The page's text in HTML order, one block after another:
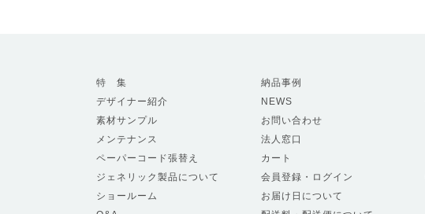
特 集
デザイナー紹介
素材サンプル
メンテナンス
ペーパーコード張替え
ジェネリック製品について
ショールーム
納品事例
NEWS
お問い合わせ
法人窓口
カート
会員登録・ログイン
お届け日について